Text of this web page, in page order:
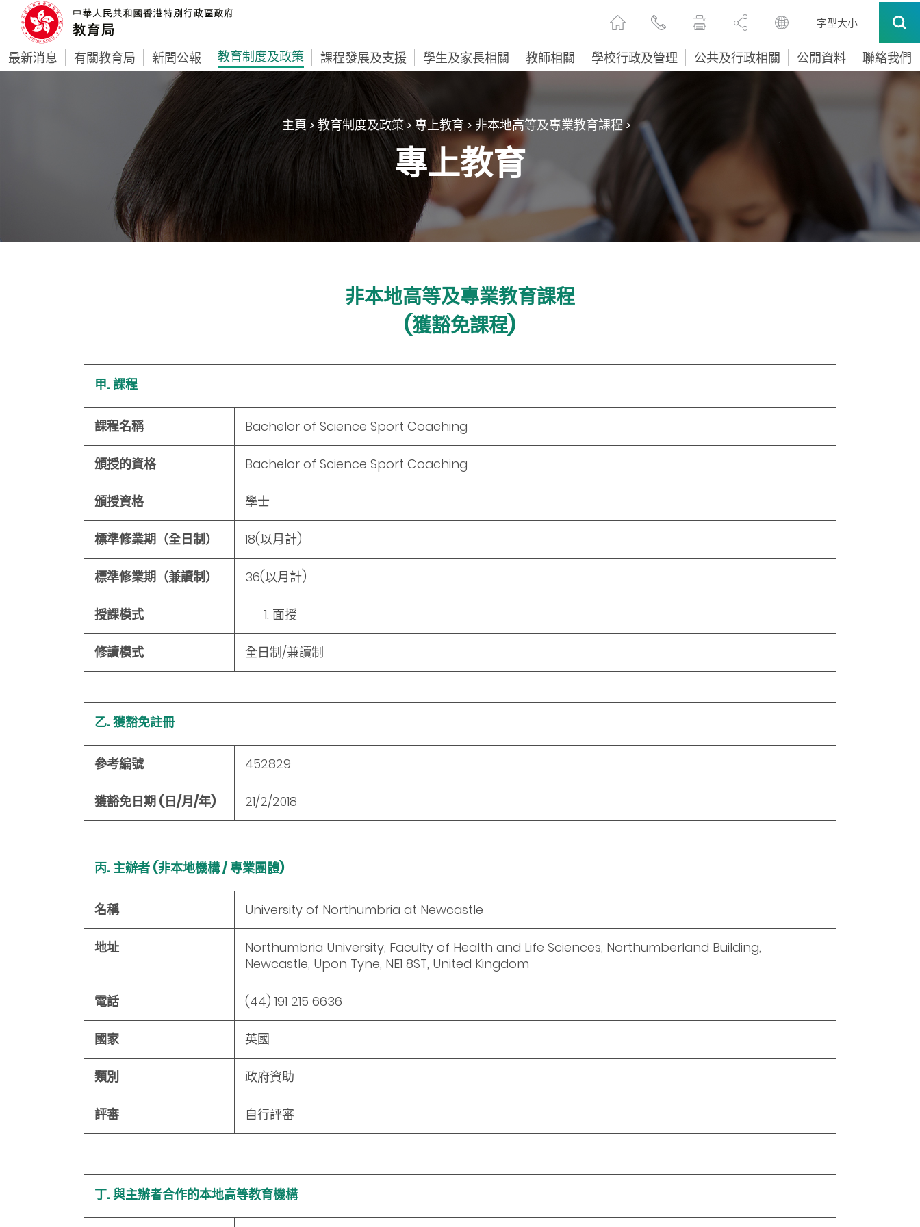
字型大小
最新消息 有關教育局 新聞公報 教育制度及政策 課程發展及支援 學生及家長相關 教師相關 學校行政及管理 公共及行政相關 公開資料 聯絡我們
主頁>教育制度及政策> 專上教育 > 非本地高等及專業教育課程>
專上教育
非本地高等及專業教育課程
(獲豁免課程)
甲. 課程
課程名稱 Bachelor of Science Sport Coaching
頒授的資格 Bachelor of Science Sport Coaching
頒授資格 學士
標準修業期（全日制） 18(以月計)
標準修業期（兼讀制） 36(以月計)
授課模式 面授
修讀模式 全日制/兼讀制
乙. 獲豁免註冊
參考編號 452829
獲豁免日期 (日/月/年) 21/2/2018
丙. 主辦者 (非本地機構 / 專業團體)
名稱 University of Northumbria at Newcastle
地址
Northumbria University, Faculty of Health and Life Sciences, Northumberland Building,
Newcastle, Upon Tyne, NE1 8ST, United Kingdom
電話 (44) 191 215 6636
國家 英國
類別 政府資助
評審 自行評審
丁. 與主辦者合作的本地高等教育機構